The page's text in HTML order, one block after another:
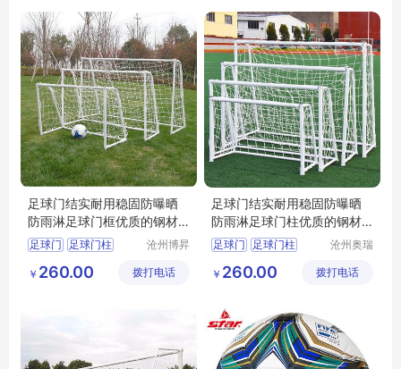
足球门结实耐用稳固防曝晒
防雨淋足球门框优质的钢材
足球门柱
足球门
足球门柱
足球门尺寸
沧州博昇
有限公司
￥ 260.00 拨打电话
足球门结实耐用稳固防曝晒
防雨淋足球门柱优质的钢材
足球门框
足球门
足球门柱
足球门价格
沧州奥瑞
制造有限
￥ 260.00 拨打电话